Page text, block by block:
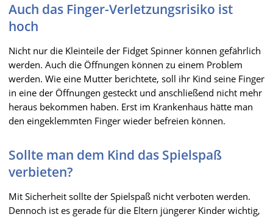
Auch das Finger-Verletzungsrisiko ist
hoch
Nicht nur die Kleinteile der Fidget Spinner können gefährlich
werden. Auch die Öffnungen können zu einem Problem
werden. Wie eine Mutter berichtete, soll ihr Kind seine Finger
in eine der Öffnungen gesteckt und anschließend nicht mehr
heraus bekommen haben. Erst im Krankenhaus hätte man
den eingeklemmten Finger wieder befreien können.
Sollte man dem Kind das Spielspaß
verbieten?
Mit Sicherheit sollte der Spielspaß nicht verboten werden.
Dennoch ist es gerade für die Eltern jüngerer Kinder wichtig,